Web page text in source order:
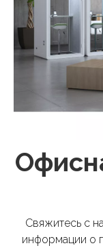
Свяжитесь с
информации о